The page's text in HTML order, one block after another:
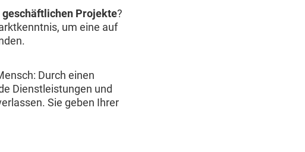
Projekte?
um eine auf
Durch einen
Dienstleistungen und
Sie geben Ihrer